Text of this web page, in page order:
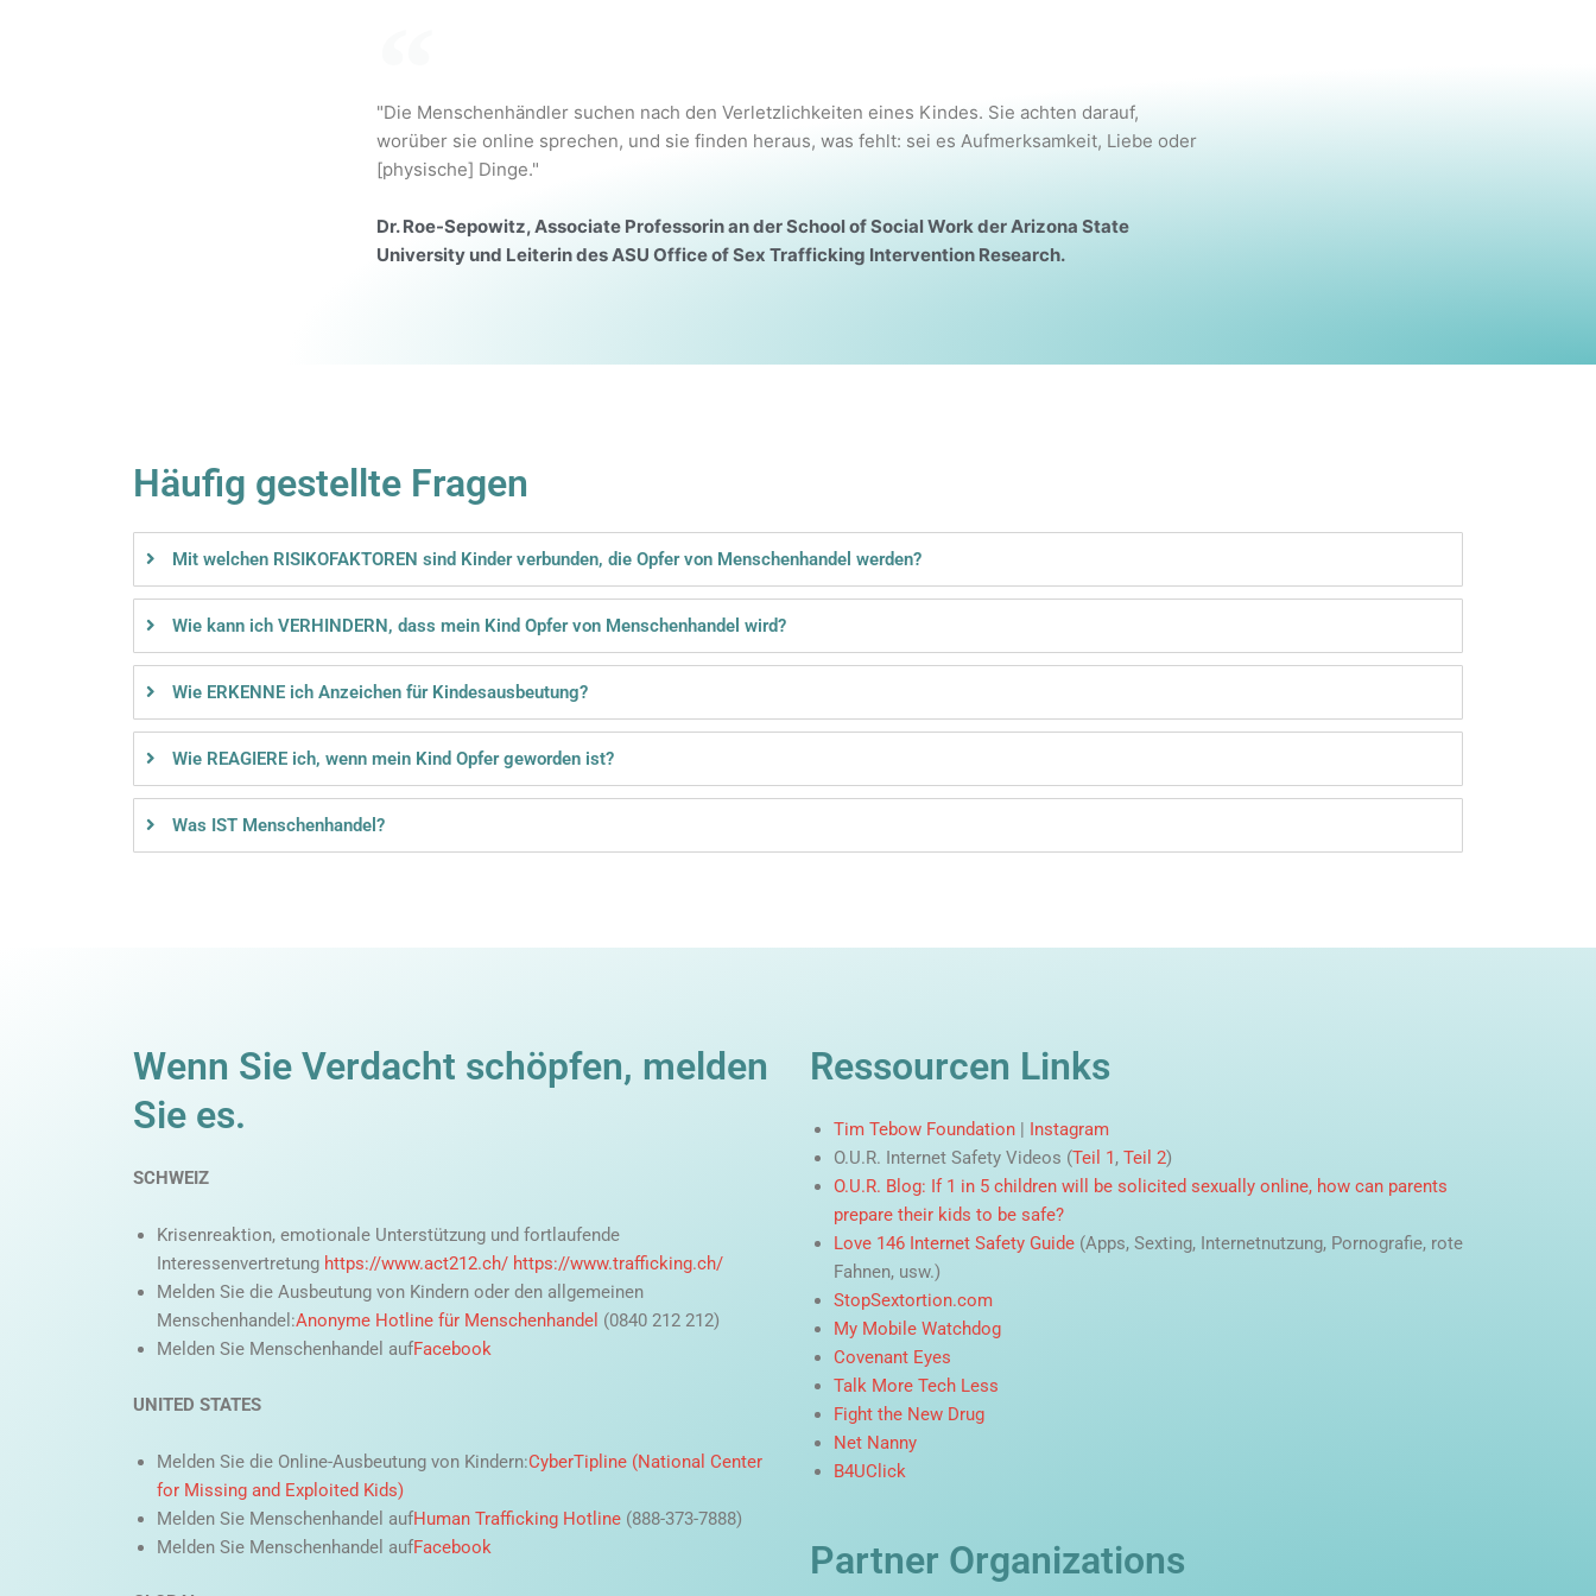
"Die Menschenhändler suchen nach den Verletzlichkeiten eines Kindes. Sie achten darauf,
worüber sie online sprechen, und sie finden heraus, was fehlt: sei es Aufmerksamkeit, Liebe oder
[physische] Dinge."
Dr. Roe-Sepowitz, Associate Professorin an der School of Social Work der Arizona State
University und Leiterin des ASU Office of Sex Trafficking Intervention Research.
Häufig gestellte Fragen
Mit welchen RISIKOFAKTOREN sind Kinder verbunden, die Opfer von Menschenhandel werden?
Wie kann ich VERHINDERN, dass mein Kind Opfer von Menschenhandel wird?
Wie ERKENNE ich Anzeichen für Kindesausbeutung?
Wie REAGIERE ich, wenn mein Kind Opfer geworden ist?
Was IST Menschenhandel?
Wenn Sie Verdacht schöpfen, melden
Sie es.
SCHWEIZ
Krisenreaktion, emotionale Unterstützung und fortlaufende
Interessenvertretung https://www.act212.ch/ https://www.trafficking.ch/
Melden Sie die Ausbeutung von Kindern oder den allgemeinen
Menschenhandel:Anonyme Hotline für Menschenhandel (0840 212 212)
Melden Sie Menschenhandel aufFacebook
UNITED STATES
Melden Sie die Online-Ausbeutung von Kindern:CyberTipline (National Center
for Missing and Exploited Kids)
Melden Sie Menschenhandel aufHuman Trafficking Hotline (888-373-7888)
Melden Sie Menschenhandel aufFacebook
Ressourcen Links
Tim Tebow Foundation | Instagram
O.U.R. Internet Safety Videos (Teil 1, Teil 2)
O.U.R. Blog: If 1 in 5 children will be solicited sexually online, how can parents
prepare their kids to be safe?
Love 146 Internet Safety Guide (Apps, Sexting, Internetnutzung, Pornografie, rote
Fahnen, usw.)
StopSextortion.com
My Mobile Watchdog
Covenant Eyes
Talk More Tech Less
Fight the New Drug
Net Nanny
B4UClick
Partner Organizations